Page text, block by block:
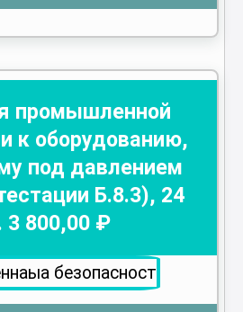
промышленной
к оборудованию,
под давлением
Б.8.3), 24
3 800,00 ₽